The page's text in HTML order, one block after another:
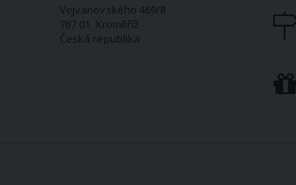
Vejvanovského 469/8
767 01 Kroměříž
Česká republika